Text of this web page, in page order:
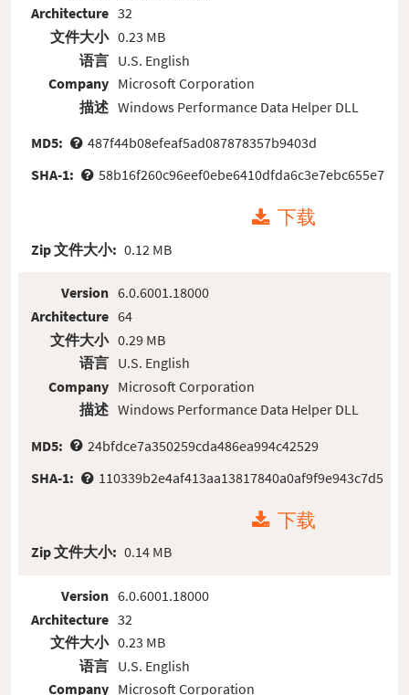
Architecture
文件大小
语言
Company
描述
32
0.23 MB
U.S. English
Microsoft Corporation
Windows Performance Data Helper DLL
MD5:
487f44b08efeaf5ad087878357b9403d
SHA-1:
58b16f260c96eef0ebe6410dfda6c3e7ebc655e7
下载
Zip 文件大小: 0.12 MB
Version
Architecture
文件大小
语言
Company
描述
6.0.6001.18000
64
0.29 MB
U.S. English
Microsoft Corporation
Windows Performance Data Helper DLL
MD5:
24bfdce7a350259cda486ea994c42529
SHA-1:
110339b2e4af413aa13817840a0af9f9e943c7d5
下载
Zip 文件大小: 0.14 MB
Version
Architecture
文件大小
语言
Company
6.0.6001.18000
32
0.23 MB
U.S. English
Microsoft Corporation